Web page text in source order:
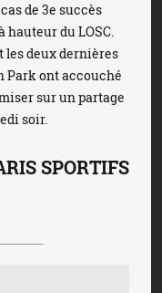
de 3e succès
du LOSC.
les deux dernières
Park ont accouché
sur un partage
soir.
SPORTIFS